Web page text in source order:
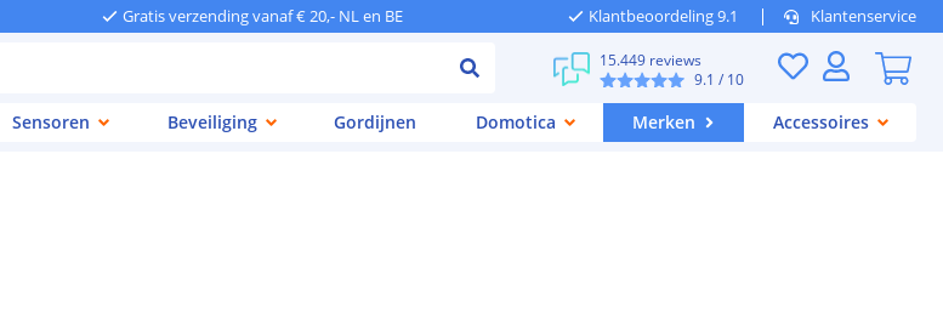
Gratis verzending vanaf € 20,- NL en BE Klantbeoordeling 9.1 Klantenservice
15.449 reviews
9.1 / 10
Sensoren Beveiliging Gordijnen Domotica Merken Accessoires